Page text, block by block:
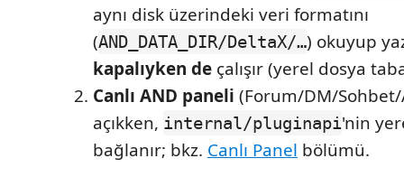
aynı disk üzerindeki veri formatını
(AND_DATA_DIR/DeltaX/…) okuyup
kapalıyken de çalışır (yerel dosya
Canlı AND paneli (Forum/DM/
açıkken, internal/pluginapi'nin
bağlanır; bkz. Canlı Panel bölümü.